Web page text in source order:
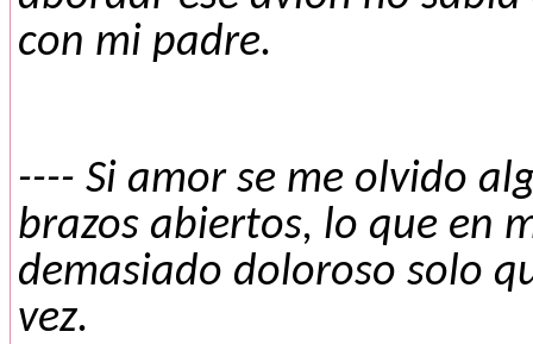
con mi padre.
---- Si amor se me olvido
brazos abiertos, lo que en
demasiado doloroso solo
vez.